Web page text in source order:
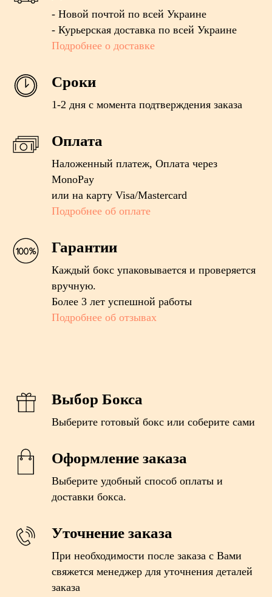
- Новой почтой по всей Украине
- Курьерская доставка по всей Украине
Подробнее о доставке
Сроки
1-2 дня с момента подтверждения заказа
Оплата
Наложенный платеж, Оплата через
MonoPay
или на карту Visa/Mastercard
Подробнее об оплате
Гарантии
Каждый бокс упаковывается и проверяется
вручную.
Более 3 лет успешной работы
Подробнее об отзывах
Выбор Бокса
Выберите готовый бокс или соберите сами
Оформление заказа
Выберите удобный способ оплаты и
доставки бокса.
Уточнение заказа
При необходимости после заказа с Вами
свяжется менеджер для уточнения деталей
заказа